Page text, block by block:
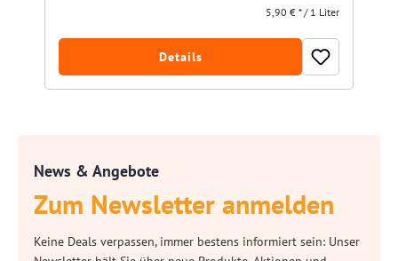
5,90 € * / 1 Liter
Details
News & Angebote
Zum Newsletter anmelden
Keine Deals verpassen, immer bestens informiert sein: Unser